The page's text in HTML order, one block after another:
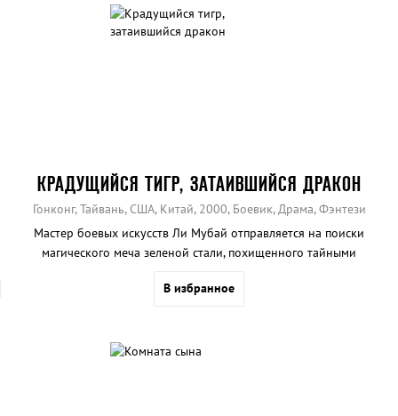
КРАДУЩИЙСЯ ТИГР, ЗАТАИВШИЙСЯ ДРАКОН
Гонконг, Тайвань, США, Китай, 2000, Боевик, Драма, Фэнтези
Мастер боевых искусств Ли Мубай отправляется на поиски
магического меча зеленой стали, похищенного тайными
В избранное